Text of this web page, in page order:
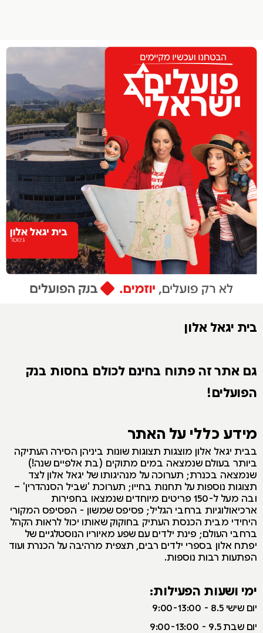
הפרופיל שלי
התנתק
בית יגאל אלון
גם אתר זה פתוח בחינם לכולם בחסות בנק
הפועלים!
מידע כללי על האתר
בבית יגאל אלון מוצגות תצוגות שונות ביניהן הסירה העתיקה
ביותר בעולם שנמצאה במים מתוקים (בת אלפיים שנה!)
שנמצאה בכנרת; תערוכה על מנהיגותו של יגאל אלון לצד
תצוגות נוספות על תחנות בחייו; תערוכת 'שביל הסנהדרין' –
ובה מעל ל-150 פריטים מיוחדים שנמצאו בחפירות
ארכיאולוגיות ברחבי הגליל; פסיפס שמשון - הפסיפס המקורי
היחידי מבית הכנסת העתיק בחוקוק שאותו יכול לראות הקהל
ברחבי העולם; פינת ילדים עם שפע מאיוריו הנוסטלגיים של
יפתח אלון בספרי ילדים רבים, תצפית מרהיבה על הכנרת ועוד
הפתעות רבות נוספות.
ימי ושעות הפעילות:
יום שישי 8.5 - 9:00-13:00
יום שבת 9.5 - 9:00-13:00